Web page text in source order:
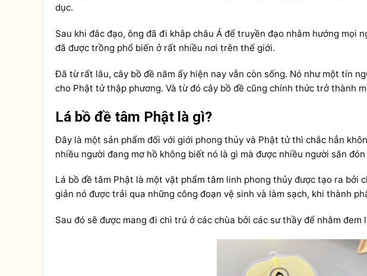
dục.
Sau khi đắc đạo, ông đã đi khắp châu Á để truyền đạo nhằm hướng mọi
đã được trồng phổ biến ở rất nhiều nơi trên thế giới.
Đã từ rất lâu, cây bồ đề năm ấy hiện nay vẫn còn sống. Nó như một tín
cho Phật tử thập phương. Và từ đó cây bồ đề cũng chính thức trở thành
Lá bồ đề tâm Phật là gì?
Đây là một sản phẩm đối với giới phong thủy và Phật tử thì chắc hẳn
nhiều người đang mơ hồ không biết nó là gì mà được nhiều người săn đón
Lá bồ đề tâm Phật là một vật phẩm tâm linh phong thủy được tạo ra bởi
giản nó được trải qua những công đoạn vệ sinh và làm sạch, khi thành
Sau đó sẽ được mang đi chì trú ở các chùa bởi các sư thầy để nhằm đem